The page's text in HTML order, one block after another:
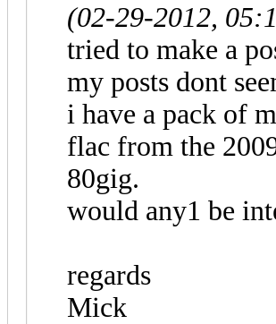
(02-29-2012,
tried to make a
my posts dont
i have a pack of
flac from the
80gig.
would any1 be
regards
Mick